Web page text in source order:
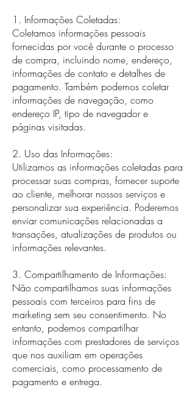
1. Informações Coletadas:
Coletamos informações pessoais
fornecidas por você durante o processo
de compra, incluindo nome, endereço,
informações de contato e detalhes de
pagamento. Também podemos coletar
informações de navegação, como
endereço IP, tipo de navegador e
páginas visitadas.
2. Uso das Informações:
Utilizamos as informações coletadas para
processar suas compras, fornecer suporte
ao cliente, melhorar nossos serviços e
personalizar sua experiência. Poderemos
enviar comunicações relacionadas a
transações, atualizações de produtos ou
informações relevantes.
3. Compartilhamento de Informações:
Não compartilhamos suas informações
pessoais com terceiros para fins de
marketing sem seu consentimento. No
entanto, podemos compartilhar
informações com prestadores de serviços
que nos auxiliam em operações
comerciais, como processamento de
pagamento e entrega.